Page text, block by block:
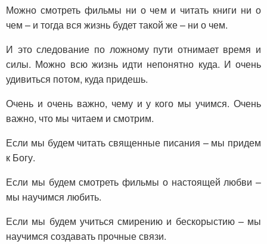
Можно смотреть фильмы ни о чем и читать книги ни о
чем – и тогда вся жизнь будет такой же – ни о чем.
И это следование по ложному пути отнимает время и
силы. Можно всю жизнь идти непонятно куда. И очень
удивиться потом, куда придешь.
Очень и очень важно, чему и у кого мы учимся. Очень
важно, что мы читаем и смотрим.
Если мы будем читать священные писания – мы придем
к Богу.
Если мы будем смотреть фильмы о настоящей любви –
мы научимся любить.
Если мы будем учиться смирению и бескорыстию – мы
научимся создавать прочные связи.